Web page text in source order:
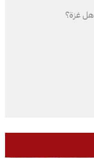
غزة؟